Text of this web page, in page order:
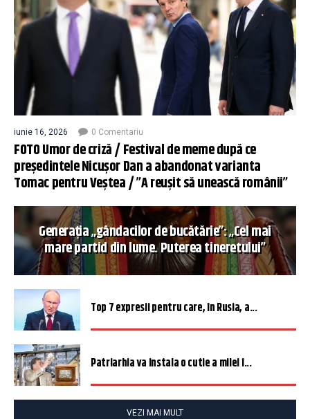
iunie 16, 2026 0 Comentariu
FOTO Umor de criză / Festival de meme după ce
președintele Nicușor Dan a abandonat varianta
Tomac pentru Veștea / ”A reușit să unească românii”
Generația „gândacilor de bucătărie”: „Cel mai
mare partid din lume. Puterea tineretului”
Top 7 expresii pentru care, în Rusia, a...
Patriarhia va instala o cutie a milei î...
VEZI MAI MULT